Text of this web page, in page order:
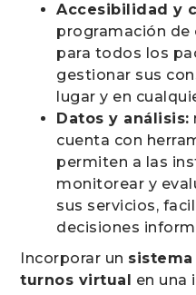
Accesibilidad y
programación de
para todos los
gestionar sus
lugar y en
Datos y análisis:
cuenta con
permiten a las
monitorear y
sus servicios,
decisiones
Incorporar un
turnos virtual en una